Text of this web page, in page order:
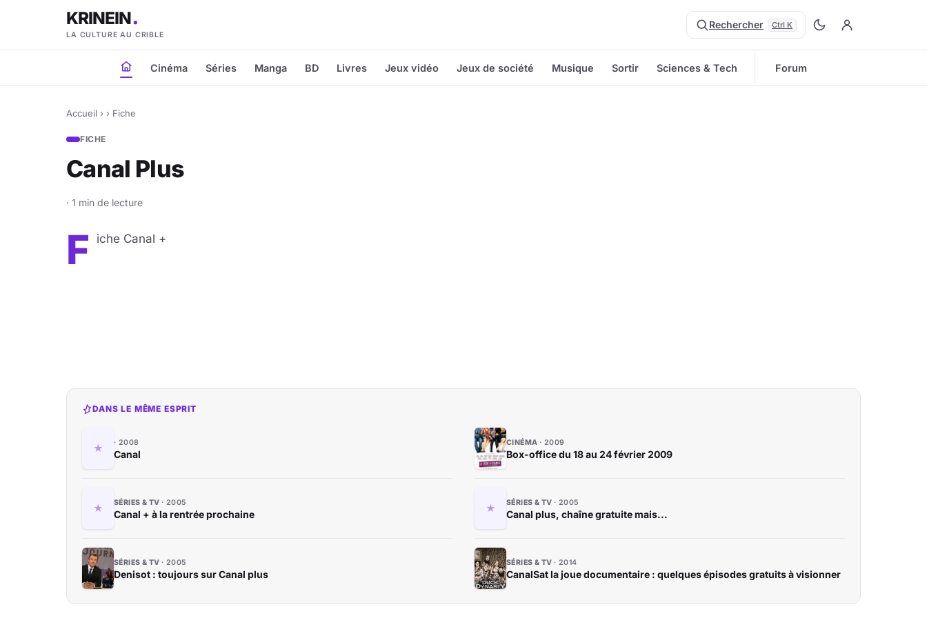
KRINEIN
LA CULTURE AU CRIBLE
Rechercher Ctrl K
Cinéma Séries Manga BD Livres Jeux vidéo Jeux de société Musique Sortir Sciences & Tech Forum
Accueil › › Fiche
FICHE
Canal Plus
· 1 min de lecture
F iche Canal +
DANS LE MÊME ESPRIT
2008
Canal
CINÉMA 2009
Box-office du 18 au 24 février 2009
SÉRIES & TV 2005
Canal + à la rentrée prochaine
SÉRIES & TV 2005
Canal plus, chaîne gratuite mais...
SÉRIES & TV 2005
Denisot : toujours sur Canal plus
SÉRIES & TV 2014
CanalSat la joue documentaire : quelques épisodes gratuits à visionner